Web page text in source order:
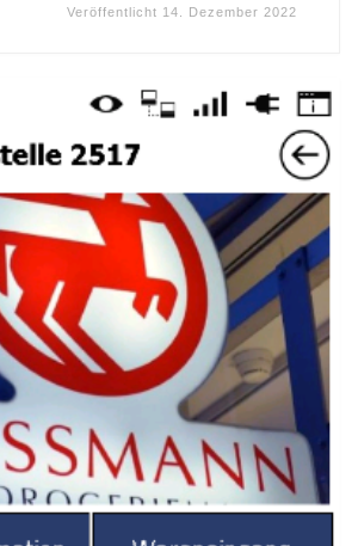
Veröffentlicht 14. Dezember 2022